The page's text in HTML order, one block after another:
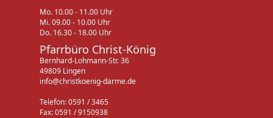
Mo. 10.00 - 11.00 Uhr
Mi. 09.00 - 10.00 Uhr
Do. 16.30 - 18.00 Uhr
Pfarrbüro Christ-König
Bernhard-Lohmann-Str. 36
49809 Lingen
info@christkoenig-darme.de
Telefon: 0591 / 3465
Fax: 0591 / 9150938